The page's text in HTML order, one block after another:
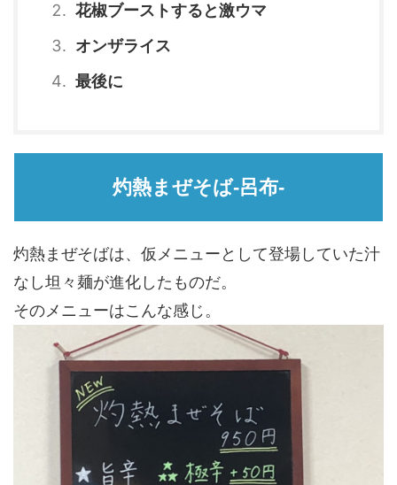
花椒ブーストすると激ウマ
オンザライス
最後に
灼熱まぜそば-呂布-
灼熱まぜそばは、仮メニューとして登場していた汁
なし坦々麺が進化したものだ。
そのメニューはこんな感じ。